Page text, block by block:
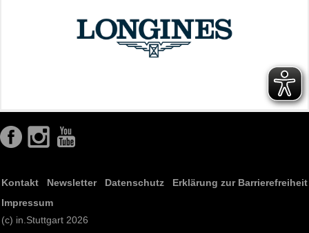
Kontakt Newsletter Datenschutz
Erklärung zur Barrierefreiheit
Impressum
(c) in.Stuttgart 2026